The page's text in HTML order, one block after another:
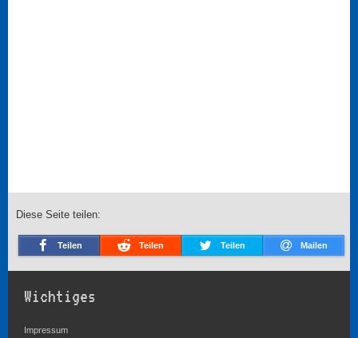
Diese Seite teilen:
Teilen Teilen Teilen Mailen
Wichtiges
Impressum